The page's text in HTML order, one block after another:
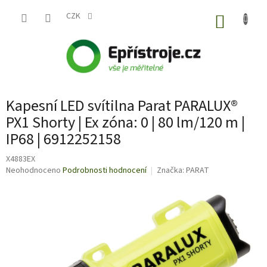
CZK
Kapesní LED svítilna Parat PARALUX®
PX1 Shorty | Ex zóna: 0 | 80 lm/120 m |
IP68 | 6912252158
X4883EX
Průměrné
Neohodnoceno Podrobnosti hodnocení Značka: PARAT